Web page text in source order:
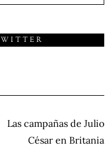
Las campañas de Julio
César en Britania